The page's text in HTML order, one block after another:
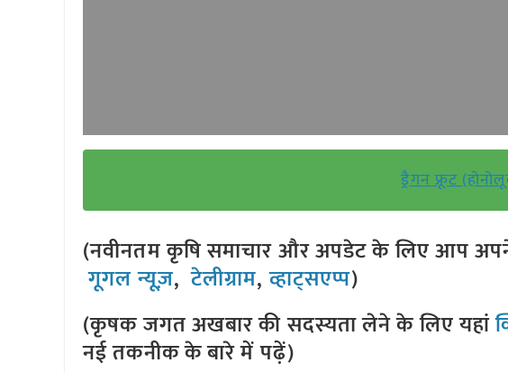
ड्रैगन फ्रूट
(नवीनतम कृषि समाचार और अपडेट के लिए आप
गूगल न्यूज़,टेलीग्राम,व्हाट्सएप्प)
(कृषक जगत अखबार की सदस्यता लेने के लिए यहां
नई तकनीक के बारे में पढ़ें)